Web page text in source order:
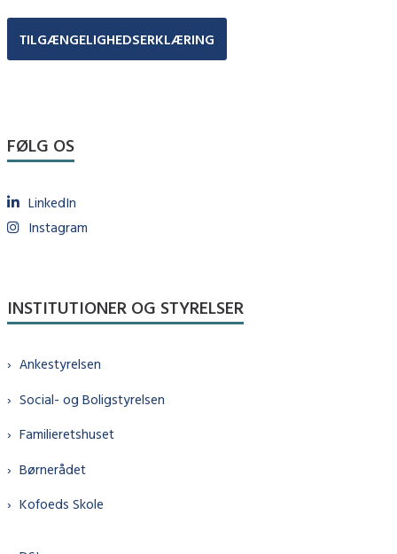
TILGÆNGELIGHEDSERKLÆRING
FØLG OS
LinkedIn
Instagram
INSTITUTIONER OG STYRELSER
Ankestyrelsen
Social- og Boligstyrelsen
Familieretshuset
Børnerådet
Kofoeds Skole